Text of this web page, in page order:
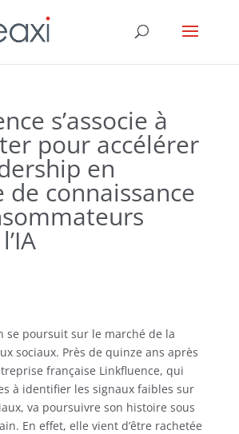
s’associe à
pour accélérer
en
de connaissance
se poursuit sur le marché de la
sociaux. Près de quinze ans après
française Linkfluence, qui
à identifier les signaux faibles sur
va poursuivre son histoire sous
En effet, elle vient d’être rachetée